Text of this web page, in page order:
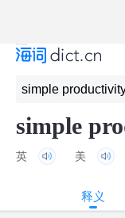
simple
英 美
释义